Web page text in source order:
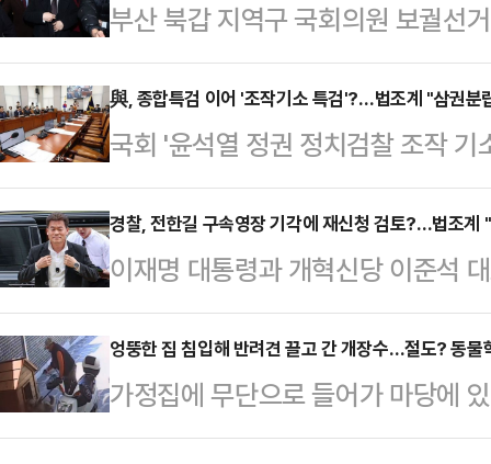
직권남용죄가 직접 적용되는지 여
물을 수 있다는 분석이 나온다.서
20일 박 전 장관의 직권남용권리행
공판을 열고 김 여사의 명품백 수수
고검 검사를 증인으로 불…
부산 북갑 지역구 국회의원 보궐선
가 신생 법무법인 소속 변호사로
르면 한 전 대표는 지난달 서울 강
속 변호사로 이름을 올렸다. 대한변
록 절차는 지난해 7월 마친 것으로
낸 한 전 대표는 2023년 12월 퇴임
원장을 맡았다. 2024년 7월 당대
후 사퇴했다.한 전…
與, 종합특검 이어 '조작기소 특검'?…법조계 "삼권분
국회 '윤석열 정권 정치검찰 조작
(국조특위) 소속 여당 의원들이 검
하며 특별검사 출범의 필요성을 언
당은 조작기소 특검 (언급을 통해
국가폭력, 정권의 만행이라고 단정
정한 상태"라며 "이건 일반적인 사
에 종속되는 결과가 초래될 수 있는
보인다"고 우려했다.2…
경찰, 전한길 구속영장 기각에 재신청 검토?…법조계
이재명 대통령과 개혁신당 이준석
받아온 한국사 강사 출신 유튜버 전
구가 기각됐다. 경찰은 영장 기각
장 재신청 여부를 결정할 방침인데,
도 기각될 가능성이 매우 크다"고
엉뚱한 집 침입해 반려견 끌고 간 개장수…절도? 동
가정집에 무단으로 들어가 마당에
장수'가 경찰에 붙잡혔다. 단순 절